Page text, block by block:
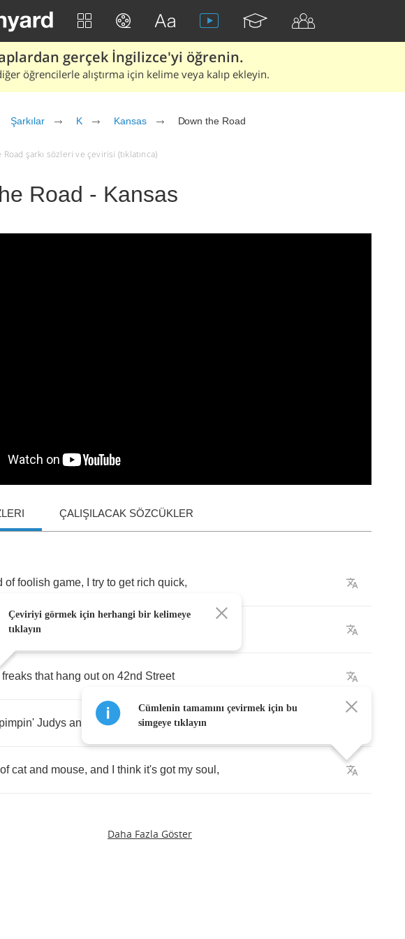
gerçek İngilizce'yi öğrenin.
öğrencilerle alıştırma için kelime veya kalıp ekleyin.
Şarkılar K Kansas Down the Road
şarkı sözleri ve çevirisi (tıklatınca)
Road - Kansas
ÇALIŞILACAK SÖZCÜKLER
of foolish game, try to get rich quick,
insane
freaks that hang out on 42nd Street
pimpin' Judys and poppin' speed,well
of cat and mouse, and think it's got my soul ,
Daha Fazla Göster
Çeviriyi görmek için herhangi bir kelimeye
tıklayın
Cümlenin tamamını çevirmek için bu
simgeye tıklayın